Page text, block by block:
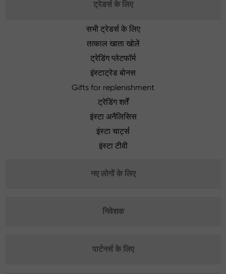
ट्रेडर्स के लिए
सभी ट्रेडर्स के लिए
तत्काल खाता खोलें
ट्रेडिंग प्लेटफॉर्म
इंस्टाट्रेड बोनस
Gifts for replenishment
ट्रेडिंग शर्तें
इंस्टा अनैलिसिस
इंस्टा चार्ट्स
इंस्टा टीवी
नए लोगों के लिए
निवेशक
पार्टनर्स के लिए